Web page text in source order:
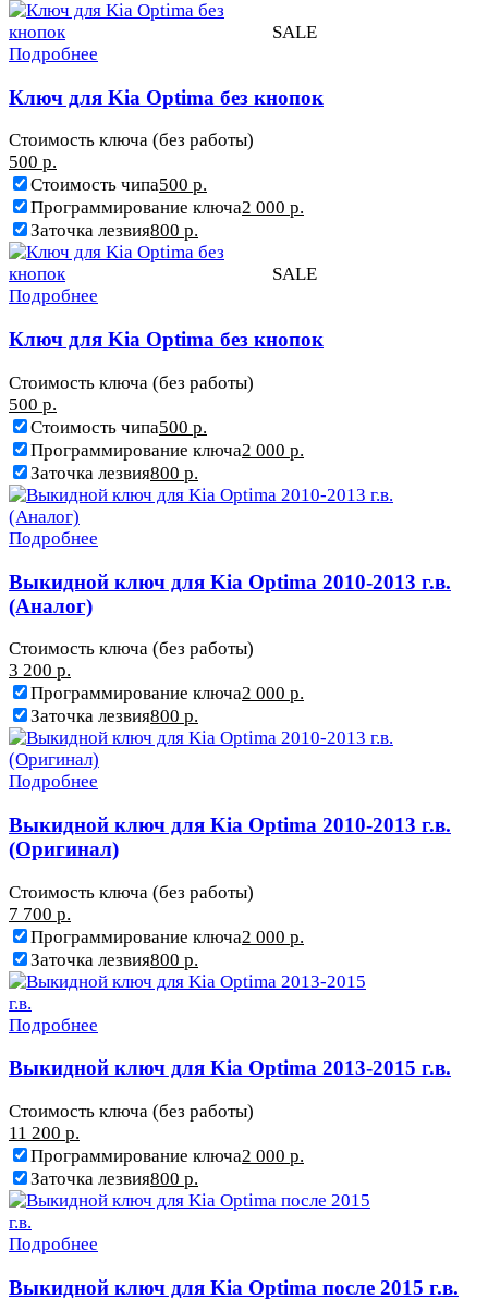
SALE
Подробнее
Ключ для Kia Optima без кнопок
Стоимость ключа (без работы)
500 р.
Стоимость чипа500 р.
Программирование ключа2 000 р.
Заточка лезвия800 р.
SALE
Подробнее
Ключ для Kia Optima без кнопок
Стоимость ключа (без работы)
500 р.
Стоимость чипа500 р.
Программирование ключа2 000 р.
Заточка лезвия800 р.
Подробнее
Выкидной ключ для Kia Optima 2010-2013 г.в.
(Аналог)
Стоимость ключа (без работы)
3 200 р.
Программирование ключа2 000 р.
Заточка лезвия800 р.
Подробнее
Выкидной ключ для Kia Optima 2010-2013 г.в.
(Оригинал)
Стоимость ключа (без работы)
7 700 р.
Программирование ключа2 000 р.
Заточка лезвия800 р.
Подробнее
Выкидной ключ для Kia Optima 2013-2015 г.в.
Стоимость ключа (без работы)
11 200 р.
Программирование ключа2 000 р.
Заточка лезвия800 р.
Подробнее
Выкидной ключ для Kia Optima после 2015 г.в.